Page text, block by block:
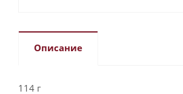
Описание
114 г